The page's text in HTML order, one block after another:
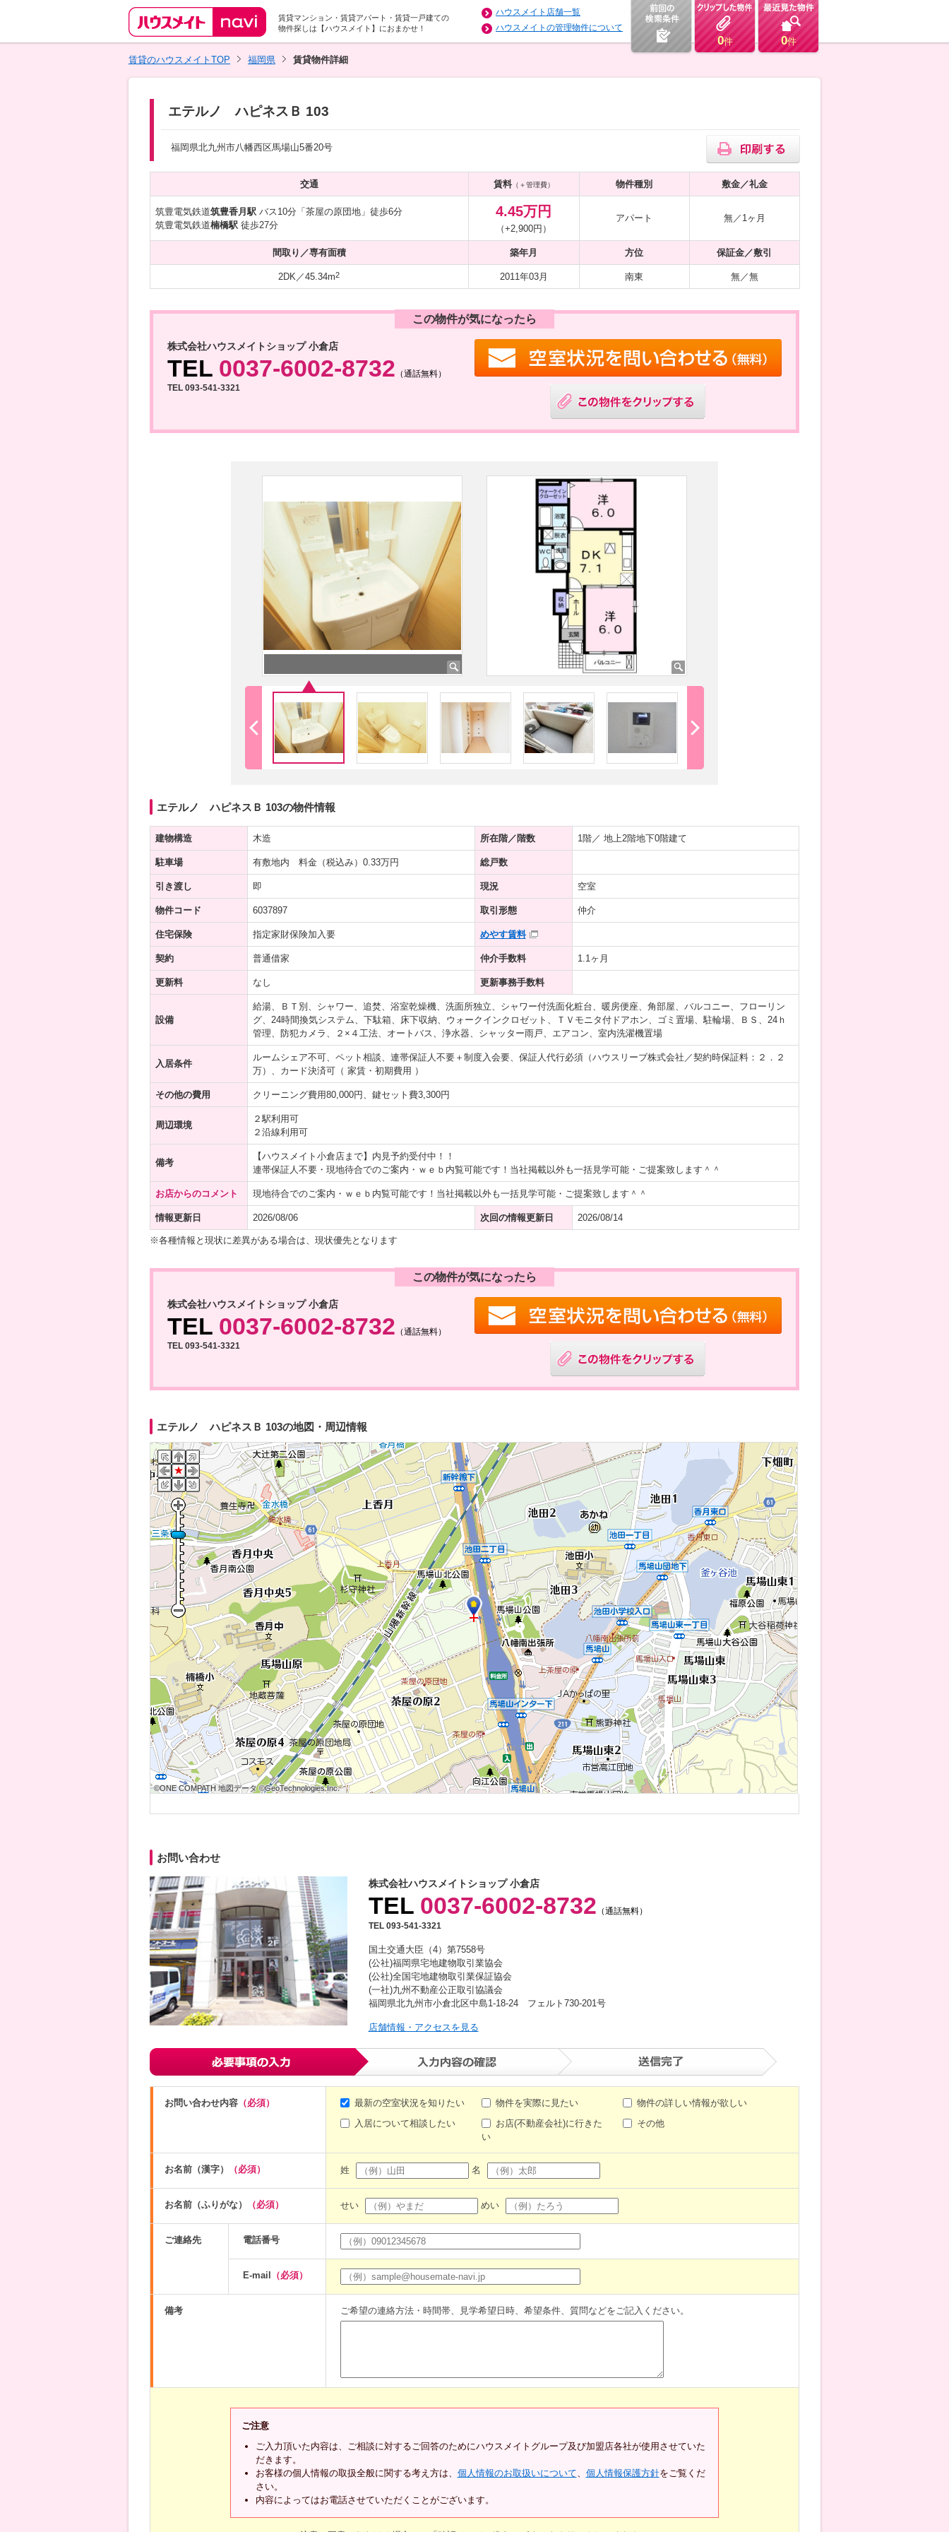
賃貸マンション・賃貸アパート・賃貸一戸建ての
物件探しは【ハウスメイト】におまかせ！
ハウスメイト店舗一覧
ハウスメイトの管理物件について
0件 0件
賃貸のハウスメイトTOP
福岡県 賃貸物件詳細
エテルノ ハピネスＢ 103
福岡県北九州市八幡西区馬場山5番20号
交通 賃料（＋管理費） 物件種別 敷金／礼金
筑豊電気鉄道筑豊香月駅バス10分「茶屋の原団地」徒歩6分
筑豊電気鉄道楠橋駅徒歩27分
4.45万円
（+2,900円）
アパート 無／1ヶ月
間取り／専有面積 築年月 方位 保証金／敷引
2DK／45.34m2 2011年03月 南東 無／無
この物件が気になったら
株式会社ハウスメイトショップ 小倉店
TEL 0037-6002-8732 （通話無料）
TEL 093-541-3321
エテルノ ハピネスＢ 103の物件情報
建物構造 木造 所在階／階数 1階／ 地上2階地下0階建て
駐車場 有敷地内 料金（税込み）0.33万円 総戸数
引き渡し 即 現況 空室
物件コード 6037897 取引形態 仲介
住宅保険 指定家財保険加入要 めやす賃料
契約 普通借家 仲介手数料 1.1ヶ月
更新料 なし 更新事務手数料
設備
給湯、ＢＴ別、シャワー、追焚、浴室乾燥機、洗面所独立、シャワー付洗面化粧台、暖房便座、角部屋、バルコニー、フローリン
グ、24時間換気システム、下駄箱、床下収納、ウォークインクロゼット、ＴＶモニタ付ドアホン、ゴミ置場、駐輪場、ＢＳ、24ｈ
管理、防犯カメラ、２×４工法、オートバス、浄水器、シャッター雨戸、エアコン、室内洗濯機置場
入居条件
ルームシェア不可、ペット相談、連帯保証人不要＋制度入会要、保証人代行必須（ハウスリーブ株式会社／契約時保証料：２．２
万）、カード決済可（ 家賃・初期費用 ）
その他の費用 クリーニング費用80,000円、鍵セット費3,300円
周辺環境
２駅利用可
２沿線利用可
備考
【ハウスメイト小倉店まで】内見予約受付中！！
連帯保証人不要・現地待合でのご案内・ｗｅｂ内覧可能です！当社掲載以外も一括見学可能・ご提案致します＾＾
お店からのコメント 現地待合でのご案内・ｗｅｂ内覧可能です！当社掲載以外も一括見学可能・ご提案致します＾＾
情報更新日 2026/08/06 次回の情報更新日 2026/08/14
※各種情報と現状に差異がある場合は、現状優先となります
この物件が気になったら
株式会社ハウスメイトショップ 小倉店
TEL 0037-6002-8732 （通話無料）
TEL 093-541-3321
エテルノ ハピネスＢ 103の地図・周辺情報
©ONE COMPATH 地図データ ©GeoTechnologies Inc.
©ONE COMPATH 地図データ ©GeoTechnologies Inc.
©ONE COMPATH 地図データ ©GeoTechnologies Inc.
©ONE COMPATH 地図データ ©GeoTechnologies Inc.
©ONE COMPATH 地図データ ©GeoTechnologies Inc.
©ONE COMPATH 地図データ ©GeoTechnologies Inc.
©ONE COMPATH 地図データ ©GeoTechnologies Inc.
©ONE COMPATH 地図データ ©GeoTechnologies Inc.
©ONE COMPATH 地図データ ©GeoTechnologies Inc.
お問い合わせ
株式会社ハウスメイトショップ 小倉店
TEL 0037-6002-8732 （通話無料）
TEL 093-541-3321
国土交通大臣（4）第7558号
(公社)福岡県宅地建物取引業協会
(公社)全国宅地建物取引業保証協会
(一社)九州不動産公正取引協議会
福岡県北九州市小倉北区中島1-18-24 フェルト730-201号
店舗情報・アクセスを見る
お問い合わせ内容（必須） 最新の空室状況を知りたい 物件を実際に見たい
物件の詳しい情報が欲しい
入居について相談したい
お店(不動産会社)に行きた
い
その他
お名前（漢字） （必須） 姓 名
お名前（ふりがな） （必須） せい めい
ご連絡先 電話番号
E-mail （必須）
備考 ご希望の連絡方法・時間帯、見学希望日時、希望条件、質問などをご記入ください。
ご注意
ご入力頂いた内容は、ご相談に対するご回答のためにハウスメイトグループ及び加盟店各社が使用させていた
だきます。
お客様の個人情報の取扱全般に関する考え方は、 個人情報のお取扱いについて、 個人情報保護方針をご覧くだ
さい。
内容によってはお電話させていただくことがございます。